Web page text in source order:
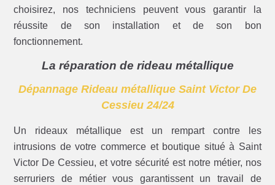
choisirez, nos techniciens peuvent vous garantir la
réussite de son installation et de son bon
fonctionnement.
La réparation de rideau métallique
Dépannage Rideau métallique Saint Victor De
Cessieu 24/24
Un rideaux métallique est un rempart contre les
intrusions de votre commerce et boutique situé à Saint
Victor De Cessieu, et votre sécurité est notre métier, nos
serruriers de métier vous garantissent un travail de